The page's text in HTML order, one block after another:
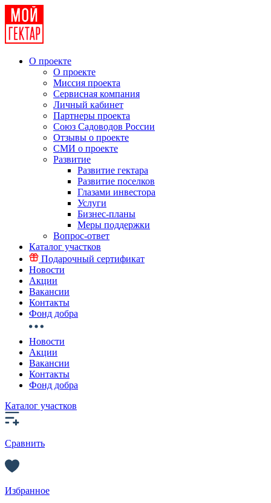
О проекте
О проекте
Миссия проекта
Сервисная компания
Личный кабинет
Партнеры проекта
Союз Садоводов России
Отзывы о проекте
СМИ о проекте
Развитие
Развитие гектара
Развитие поселков
Глазами инвестора
Услуги
Бизнес-планы
Меры поддержки
Вопрос-ответ
Каталог участков
Подарочный сертификат
Новости
Акции
Вакансии
Контакты
Фонд добра
Новости
Акции
Вакансии
Контакты
Фонд добра
Каталог участков
Сравнить
Избранное